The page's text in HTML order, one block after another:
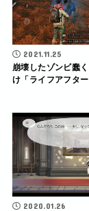
2021.11.25
崩壊したゾンビ蠢
け「ライフアフタ
2020.01.26